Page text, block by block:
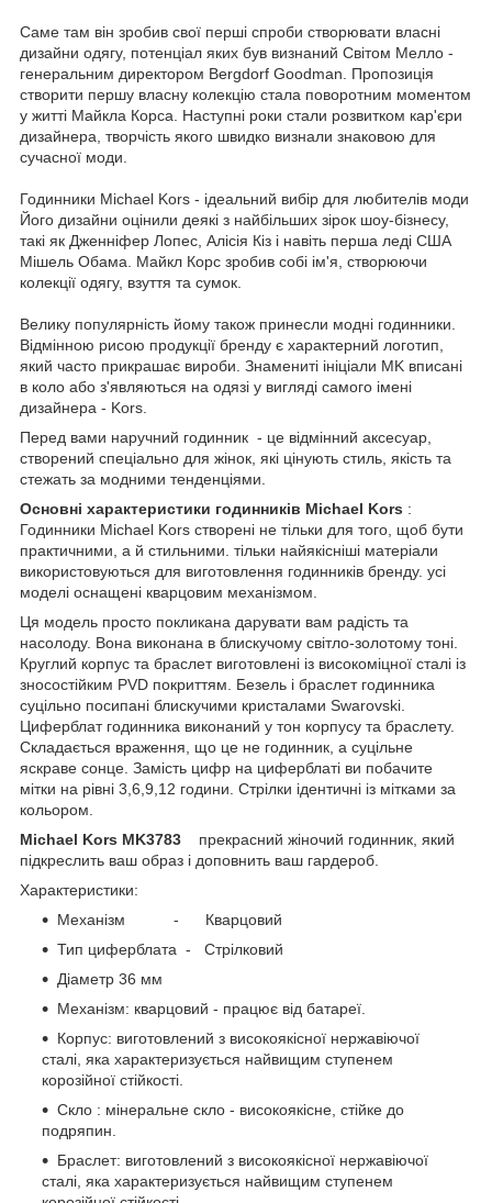
Саме там він зробив свої перші спроби створювати власні
дизайни одягу, потенціал яких був визнаний Світом Мелло -
генеральним директором Bergdorf Goodman. Пропозиція
створити першу власну колекцію стала поворотним моментом
у житті Майкла Корса. Наступні роки стали розвитком кар'єри
дизайнера, творчість якого швидко визнали знаковою для
сучасної моди.
Годинники Michael Kors - ідеальний вибір для любителів моди
Його дизайни оцінили деякі з найбільших зірок шоу-бізнесу,
такі як Дженніфер Лопес, Алісія Кіз і навіть перша леді США
Мішель Обама. Майкл Корс зробив собі ім'я, створюючи
колекції одягу, взуття та сумок.
Велику популярність йому також принесли модні годинники.
Відмінною рисою продукції бренду є характерний логотип,
який часто прикрашає вироби. Знамениті ініціали MK вписані
в коло або з'являються на одязі у вигляді самого імені
дизайнера - Kors.
Перед вами наручний годинник - це відмінний аксесуар,
створений спеціально для жінок, які цінують стиль, якість та
стежать за модними тенденціями.
Основні характеристики годинників Michael Kors :
Годинники Michael Kors створені не тільки для того, щоб бути
практичними, а й стильними. тільки найякісніші матеріали
використовуються для виготовлення годинників бренду. усі
моделі оснащені кварцовим механізмом.
Ця модель просто покликана дарувати вам радість та
насолоду. Вона виконана в блискучому світло-золотому тоні.
Круглий корпус та браслет виготовлені із високоміцної сталі із
зносостійким PVD покриттям. Безель і браслет годинника
суцільно посипані блискучими кристалами Swarovski.
Циферблат годинника виконаний у тон корпусу та браслету.
Складається враження, що це не годинник, а суцільне
яскраве сонце. Замість цифр на циферблаті ви побачите
мітки на рівні 3,6,9,12 години. Стрілки ідентичні із мітками за
кольором.
Michael Kors MK3783 прекрасний жіночий годинник, який
підкреслить ваш образ і доповнить ваш гардероб.
Характеристики:
Механізм - Кварцовий
Тип циферблата - Стрілковий
Діаметр 36 мм
Механізм: кварцовий - працює від батареї.
Корпус: виготовлений з високоякісної нержавіючої
сталі, яка характеризується найвищим ступенем
корозійної стійкості.
Скло : мінеральне скло - високоякісне, стійке до
подряпин.
Браслет: виготовлений з високоякісної нержавіючої
сталі, яка характеризується найвищим ступенем